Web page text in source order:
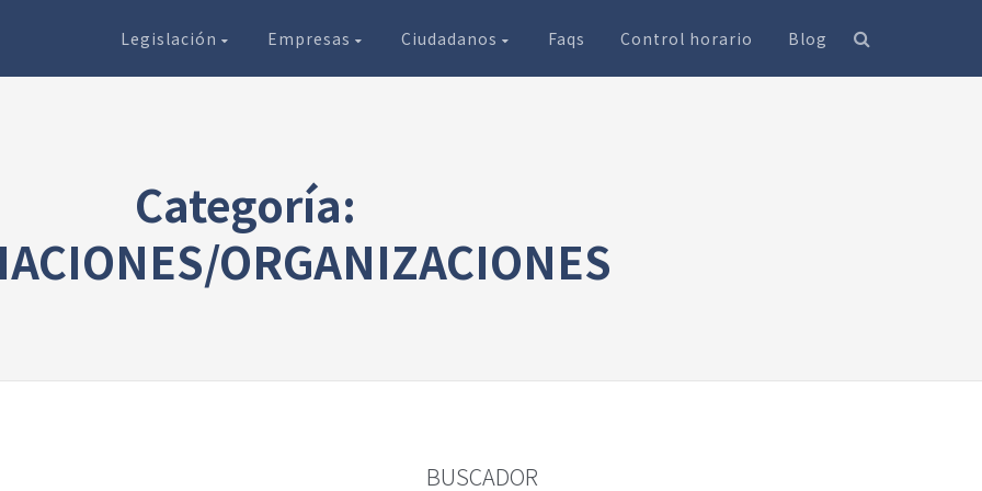
Legislación Empresas Ciudadanos Faqs Control horario Blog
Categoría:
ORGANIZACIONES
BUSCADOR